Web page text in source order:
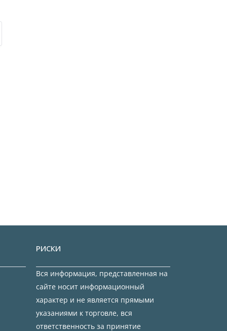
РИСКИ
Вся информация, представленная на
сайте носит информационный
характер и не является прямыми
указаниями к торговле, вся
ответственность за принятие